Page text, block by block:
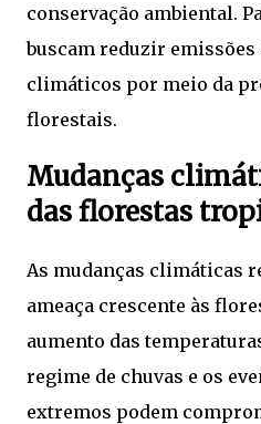
conservação ambiental.
buscam reduzir
climáticos por meio da
florestais.
Mudanças
das florestas
As mudanças climáticas
ameaça crescente às
aumento das
regime de chuvas e os
extremos podem